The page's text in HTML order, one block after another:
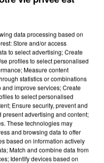
MAFIA
data processing based on
Store and/or access
to select advertising; Create
profiles to select personalised
Measure content
statistics or combinations
improve services; Create
to select personalised
Ensure security, prevent and
present advertising and content;
These technologies may
and browsing data to offer
based on information actively
Match and combine data from
Identify devices based on